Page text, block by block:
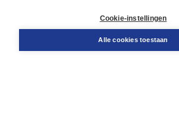
Bestellen
Cookie-instellingen
Alle cookies toestaan